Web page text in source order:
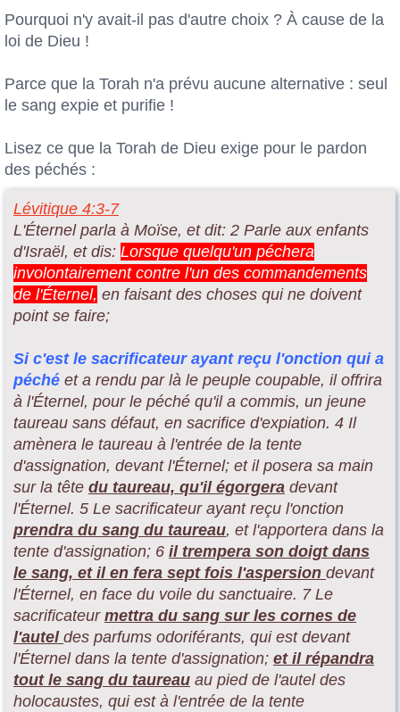
Pourquoi n'y avait-il pas d'autre choix ? À cause de la
loi de Dieu !
Parce que la Torah n'a prévu aucune alternative : seul
le sang expie et purifie !
Lisez ce que la Torah de Dieu exige pour le pardon
des péchés :
Lévitique 4:3-7
L'Éternel parla à Moïse, et dit: 2 Parle aux enfants
d'Israël, et dis: Lorsque quelqu'un péchera
involontairement contre l'un des commandements
de l'Éternel, en faisant des choses qui ne doivent
point se faire;
Si c'est le sacrificateur ayant reçu l'onction qui a
péché et a rendu par là le peuple coupable, il offrira
à l'Éternel, pour le péché qu'il a commis, un jeune
taureau sans défaut, en sacrifice d'expiation. 4 Il
amènera le taureau à l'entrée de la tente
d'assignation, devant l'Éternel; et il posera sa main
sur la tête du taureau, qu'il égorgera devant
l'Éternel. 5 Le sacrificateur ayant reçu l'onction
prendra du sang du taureau, et l'apportera dans la
tente d'assignation; 6 il trempera son doigt dans
le sang, et il en fera sept fois l'aspersion devant
l'Éternel, en face du voile du sanctuaire. 7 Le
sacrificateur mettra du sang sur les cornes de
l'autel des parfums odoriférants, qui est devant
l'Éternel dans la tente d'assignation; et il répandra
tout le sang du taureau au pied de l'autel des
holocaustes, qui est à l'entrée de la tente